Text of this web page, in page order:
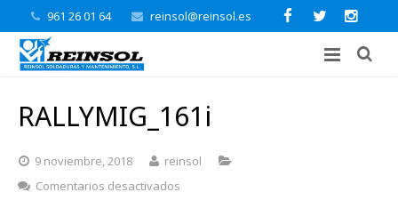
961 26 01 64 reinsol@reinsol.es
RALLYMIG_161i
9 noviembre, 2018
reinsol
Comentarios desactivados